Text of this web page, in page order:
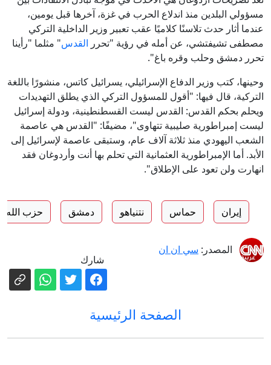
مسؤولي البلدين منذ اندلاع الحرب في غزة، آخرها قبل يومين،
عندما أثار حدث تلاسنًا كلاميًا عقب تعبير وزير الداخلية التركي
مصطفى تشيفتشي، عن أمله في رؤية "تحرر القدس" مثلما "رأينا
تحرر دمشق وحلب وقره باغ".
وحينها، كتب وزير الدفاع الإسرائيلي، يسرائيل كاتس، منشورًا باللغة
التركية، قال فيها: "أقول للمسؤول التركي الذي يطلق التهديدات
ويحلم بحكم القدس: القدس ليست القسطنطينية، ودولة إسرائيل
ليست إمبراطورية صليبية تتهاوى"، مضيفًا: "القدس هي عاصمة
الشعب اليهودي منذ ثلاثة آلاف عام، وستبقى عاصمة لإسرائيل إلى
الأبد. أما الإمبراطورية العثمانية التي تحلم بها أنت وأردوغان فقد
انهارت ولن تعود على الإطلاق".
إيران حماس نتنياهو دمشق حزب الله
المصدر: سي ان ان
شارك
الصفحة الرئيسية